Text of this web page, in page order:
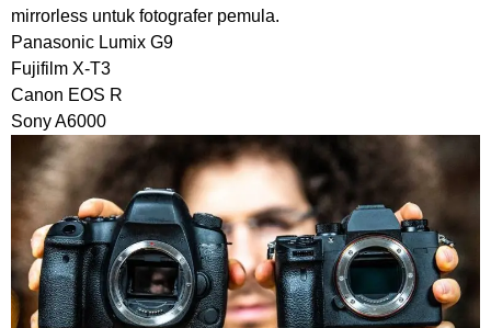
mirrorless untuk fotografer pemula.
Panasonic Lumix G9
Fujifilm X-T3
Canon EOS R
Sony A6000